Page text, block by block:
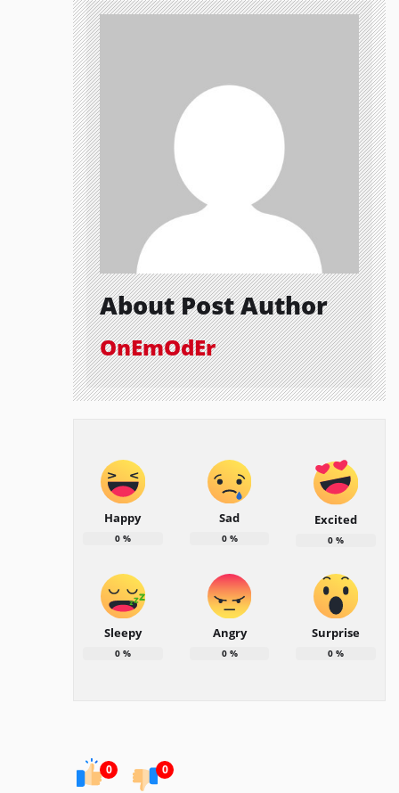
About Post Author
OnEmOdEr
Happy
0%
Sad
0%
Excited
0 %
Sleepy
0%
Angry
0%
Surprise
0 %
0 0